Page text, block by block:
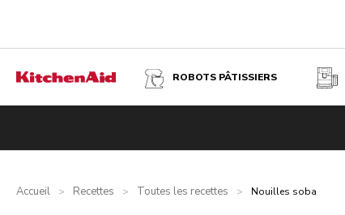
ROBOTS PÂTISSIERS
Accueil > Recettes > Toutes les recettes > Nouilles soba